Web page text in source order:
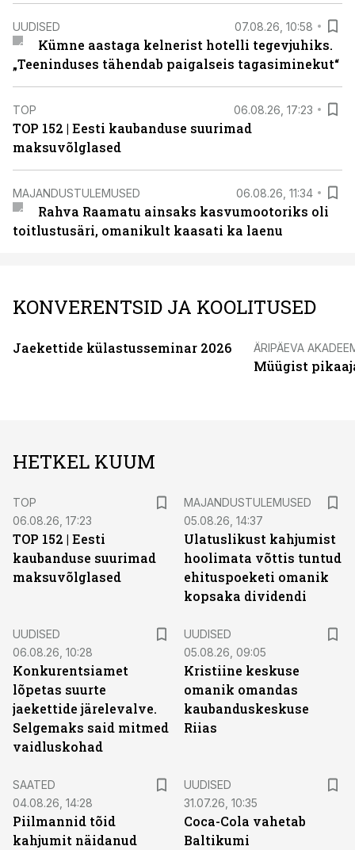
UUDISED 07.08.26, 10:58
Kümne aastaga kelnerist hotelli tegevjuhiks.
„Teeninduses tähendab paigalseis tagasiminekut“
TOP 06.08.26, 17:23
TOP 152 | Eesti kaubanduse suurimad
maksuvõlglased
MAJANDUSTULEMUSED 06.08.26, 11:34
Rahva Raamatu ainsaks kasvumootoriks oli
toitlustusäri, omanikult kaasati ka laenu
KONVERENTSID JA KOOLITUSED
Jaekettide külastusseminar 2026 ÄRIPÄEVA
Müügist
HETKEL KUUM
TOP
06.08.26, 17:23
TOP 152 | Eesti
kaubanduse suurimad
maksuvõlglased
MAJANDUSTULEMUSED
05.08.26, 14:37
Ulatuslikust kahjumist
hoolimata võttis tuntud
ehituspoeketi omanik
kopsaka dividendi
UUDISED
06.08.26, 10:28
Konkurentsiamet
lõpetas suurte
jaekettide järelevalve.
Selgemaks said mitmed
vaidluskohad
UUDISED
05.08.26, 09:05
Kristiine keskuse
omanik omandas
kaubanduskeskuse
Riias
SAATED
04.08.26, 14:28
Piilmannid tõid
kahjumit näidanud
UUDISED
31.07.26, 10:35
Coca-Cola vahetab
Baltikumi